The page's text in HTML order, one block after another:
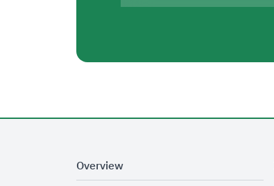
Overview